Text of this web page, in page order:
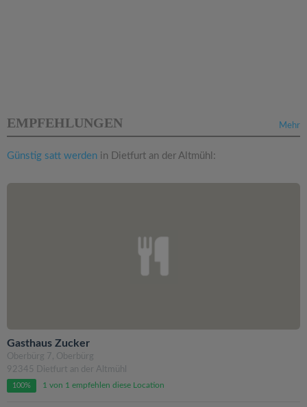
Mehr
EMPFEHLUNGEN
Günstig satt werden in Dietfurt an der Altmühl:
Gasthaus Zucker
Oberbürg 7, Oberbürg
92345 Dietfurt an der Altmühl
100% 1 von 1 empfehlen diese Location